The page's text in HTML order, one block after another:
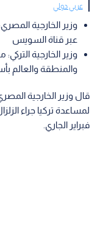
عربي دولي
وزير الخارجية
عبر قناة السويس
وزير الخارجية
والمنطقة والعالم
قال وزير الخارجية
فبراير الجاري.